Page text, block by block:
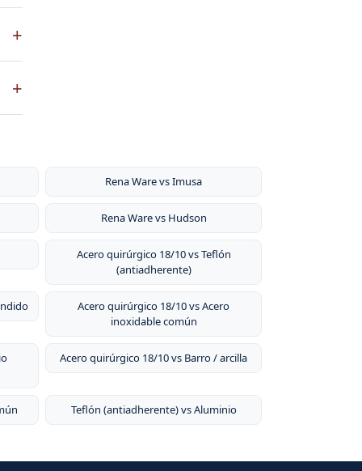
+
+
Rena Ware vs Imusa
Rena Ware vs Hudson
Acero quirúrgico 18/10 vs Teflón
(antiadherente)
Acero quirúrgico 18/10 vs Acero
inoxidable común
Acero quirúrgico 18/10 vs Barro / arcilla
Teflón (antiadherente) vs Aluminio